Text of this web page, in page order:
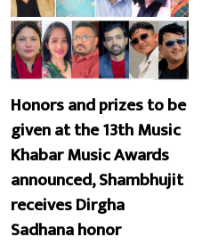
Honors and prizes to be
given at the 13th Music
Khabar Music Awards
announced, Shambhujit
receives Dirgha
Sadhana honor